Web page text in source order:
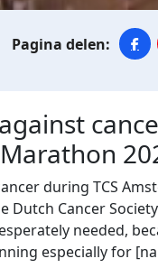
during TCS
Dutch Cancer
needed,
especially for